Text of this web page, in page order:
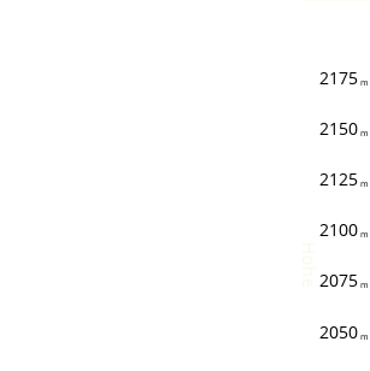
2050
2075
2100
2125
2150
2175